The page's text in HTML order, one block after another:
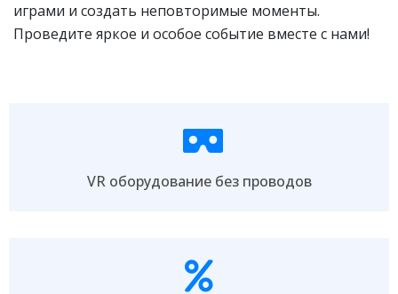
играми и создать неповторимые моменты.
Проведите яркое и особое событие вместе с нами!
VR оборудование без проводов